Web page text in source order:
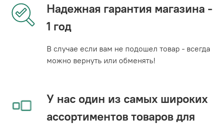
Надежная гарантия магазина -
1 год
В случае если вам не подошел товар - всегда
можно вернуть или обменять!
У нас один из самых широких
ассортиментов товаров для